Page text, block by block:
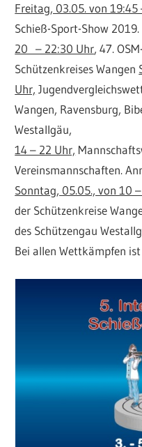
Freitag, 03.05. von 19:45
Schieß-Sport-Show 2019.
20 – 22:30 Uhr, 47.
Schützenkreises Wangen
Uhr,
Wangen, Ravensburg,
Westallgäu,
14 – 22 Uhr,
Vereinsmannschaften.
Sonntag, 05.05., von 10
der Schützenkreise
des Schützengau
Bei allen Wettkämpfen